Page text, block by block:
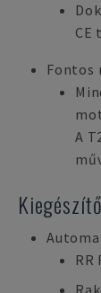
CE
Fontos
A